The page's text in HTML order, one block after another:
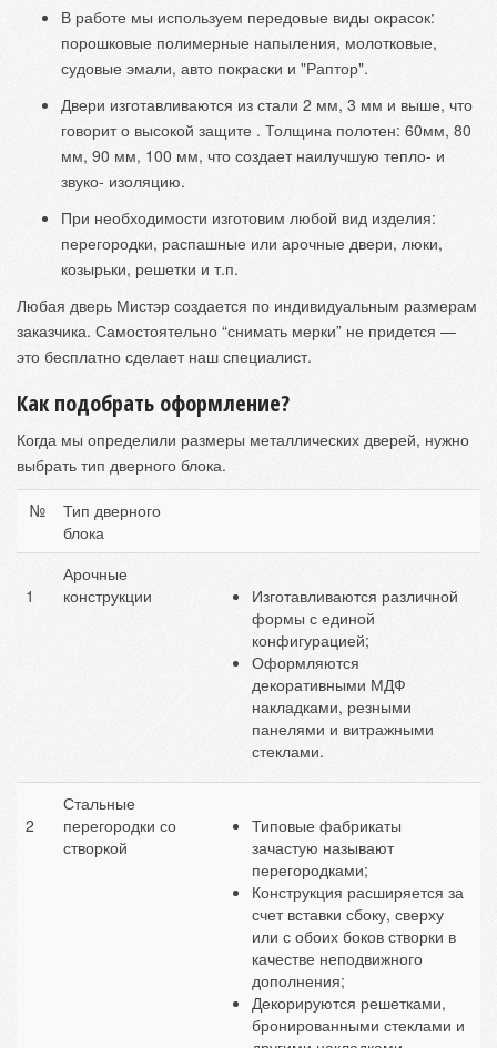
В работе мы используем передовые виды окрасок:
порошковые полимерные напыления, молотковые,
судовые эмали, авто покраски и "Раптор".
Двери изготавливаются из стали 2 мм, 3 мм и выше, что
говорит о высокой защите . Толщина полотен: 60мм, 80
мм, 90 мм, 100 мм, что создает наилучшую тепло- и
звуко- изоляцию.
При необходимости изготовим любой вид изделия:
перегородки, распашные или арочные двери, люки,
козырьки, решетки и т.п.
Любая дверь Мистэр создается по индивидуальным размерам
заказчика. Самостоятельно “снимать мерки” не придется —
это бесплатно сделает наш специалист.
Как подобрать оформление?
Когда мы определили размеры металлических дверей, нужно
выбрать тип дверного блока.
№
Тип дверного
блока
1
Арочные
конструкции
Изготавливаются различной
формы с единой
конфигурацией;
Оформляются
декоративными МДФ
накладками, резными
панелями и витражными
стеклами.
2
Стальные
перегородки со
створкой
Типовые фабрикаты
зачастую называют
перегородками;
Конструкция расширяется за
счет вставки сбоку, сверху
или с обоих боков створки в
качестве неподвижного
дополнения;
Декорируются решетками,
бронированными стеклами и